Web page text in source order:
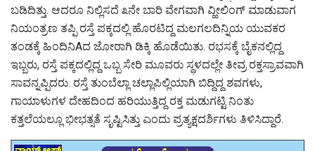
ಬಡಿದಿತ್ತು. ಆದರೂ ನಿಲ್ಲಿಸದೆ ೩ನೇ ಬಾರಿ ವೇಗವಾಗಿ ವ್ಹೀಲಿಂಗ್ ಮಾಡುವಾಗ
ನಿಯಂತ್ರಣ ತಪ್ಪಿ ರಸ್ತೆ ಪಕ್ಕದಲ್ಲಿ ಹೊರಟಿದ್ದ ಮಲಗಲದಿನ್ನಿಯ ಯುವಕರ
ತಂಡಕ್ಕೆ ಹಿಂದಿನಿAದ ಜೋರಾಗಿ ಡಿಕ್ಕಿ ಹೊಡೆಯಿತು. ರಭಸಕ್ಕೆ ಬೈಕನಲ್ಲಿದ್ದ
ಇಬ್ಬರು, ರಸ್ತೆ ಪಕ್ಕದಲ್ಲಿದ್ದ ಒಬ್ಬ ಸೇರಿ ಮೂವರು ಸ್ಥಳದಲ್ಲೇ ತೀವ್ರ ರಕ್ತಸ್ರಾವವಾಗಿ
ಸಾವನ್ನಪ್ಪಿದರು. ರಸ್ತೆ ತುಂಬೆಲ್ಲಾ ಚಲ್ಲಾಪಿಲ್ಲಿಯಾಗಿ ಬಿದ್ದಿದ್ದ ಶವಗಳು,
ಗಾಯಾಳುಗಳ ದೇಹದಿಂದ ಹರಿಯುತ್ತಿದ್ದ ರಕ್ತ ಮಡುಗಟ್ಟಿ ನಿಂತು
ಕತ್ತಲೆಯಲ್ಲೂ ಭೀಭತ್ಸತೆ ಸೃಷ್ಟಿಸಿತ್ತು ಎಂದು ಪ್ರತ್ಯಕ್ಷದರ್ಶಿಗಳು ತಿಳಿಸಿದ್ದಾರೆ.